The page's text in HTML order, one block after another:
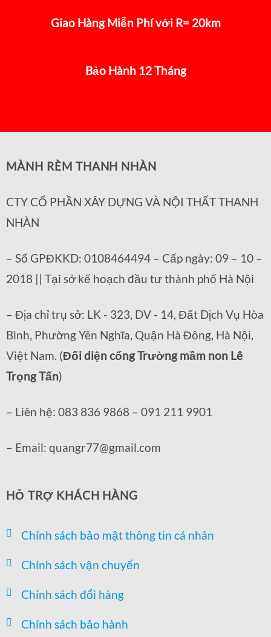
Giao Hàng Miễn Phí với R= 20km
Bảo Hành 12 Tháng
MÀNH RÈM THANH NHÀN
CTY CỔ PHẦN XÂY DỰNG VÀ NỘI THẤT THANH
NHÀN
– Số GPĐKKD: 0108464494 – Cấp ngày: 09 – 10 –
2018 || Tại sở kế hoạch đầu tư thành phố Hà Nội
– Địa chỉ trụ sở: LK - 323, DV - 14, Đất Dịch Vụ Hòa
Bình, Phường Yên Nghĩa, Quận Hà Đông, Hà Nội,
Việt Nam. (Đối diện cổng Trường mầm non Lê
Trọng Tấn)
– Liên hệ: 083 836 9868 – 091 211 9901
– Email: quangr77@gmail.com
HỖ TRỢ KHÁCH HÀNG
Chính sách bảo mật thông tin cá nhân
Chính sách vận chuyển
Chính sách đổi hàng
Chính sách bảo hành